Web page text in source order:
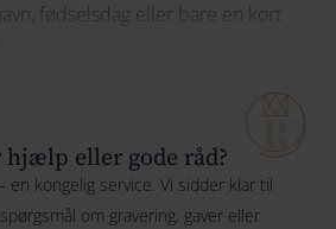
294
fødselsdag eller bare en kort
har et smilende ansigt broderet
på hendes kjole er grøn
guld. Hendes ører og hale er
eller gode råd?
en kongelig service. Vi sidder klar til
om gravering, gaver eller